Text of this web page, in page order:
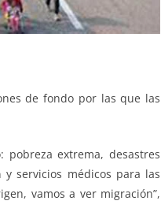
de fondo por las que las
extrema, desastres
servicios médicos para las
vamos a ver migración”,